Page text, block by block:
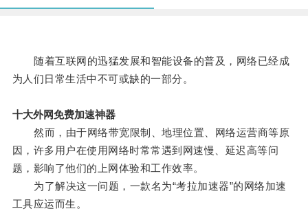
随着互联网的迅猛发展和智能设备的普及，网络已经成
为人们日常生活中不可或缺的一部分。
十大外网免费加速神器
然而，由于网络带宽限制、地理位置、网络运营商等原
因，许多用户在使用网络时常常遇到网速慢、延迟高等问
题，影响了他们的上网体验和工作效率。
为了解决这一问题，一款名为“考拉加速器”的网络加速
工具应运而生。